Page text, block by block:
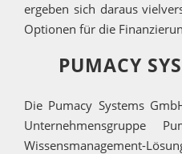
ergeben sich daraus
Optionen für die
PUMACY
Die Pumacy Systems
Unternehmensgruppe
Wissensmanagement-